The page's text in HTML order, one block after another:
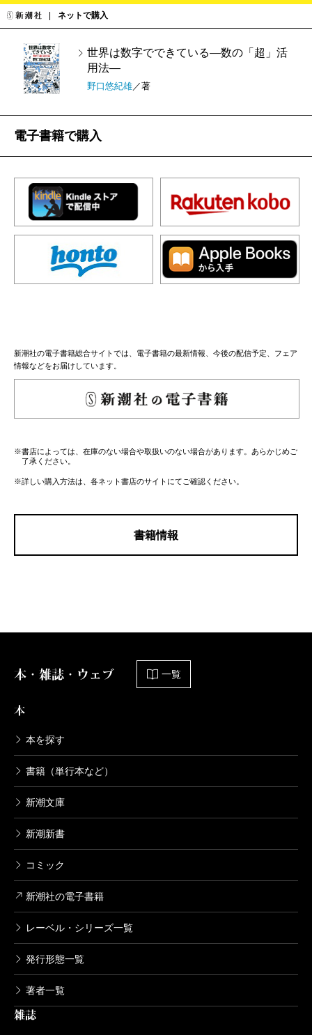
ネットで購入
世界は数字でできている―数の「超」活
用法―
野口悠紀雄 ／著
電子書籍で購入
新潮社の電子書籍総合サイトでは、電子書籍の最新情報、今後の配信予定、フェア
情報などをお届けしています。
※書店によっては、在庫のない場合や取扱いのない場合があります。あらかじめご
了承ください。
※詳しい購入方法は、各ネット書店のサイトにてご確認ください。
書籍情報
本・雑誌・ウェブ 一覧
本
本を探す
書籍（単行本など）
新潮文庫
新潮新書
コミック
新潮社の電子書籍
レーベル・シリーズ一覧
発行形態一覧
著者一覧
雑誌